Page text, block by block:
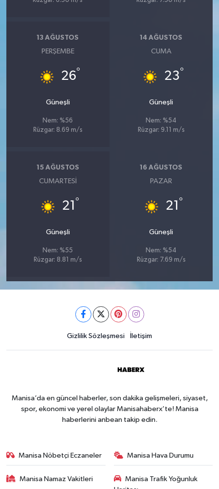
13 AĞUSTOS
PERŞEMBE
26°
Güneşli
Nem: %56
Rüzgar: 8.69 m/s
14 AĞUSTOS
CUMA
23°
Güneşli
Nem: %54
Rüzgar: 9.11 m/s
15 AĞUSTOS
CUMARTESI
21 °
Güneşli
Nem: %55
Rüzgar: 8.81 m/s
16 AĞUSTOS
PAZAR
21 °
Güneşli
Nem: %54
Rüzgar: 7.69 m/s
Gizlilik Sözleşmesi İletişim
Manisa’da en güncel haberler, son dakika gelişmeleri, siyaset,
spor, ekonomi ve yerel olaylar Manisahaberx’te! Manisa
haberlerini anbean takip edin.
Manisa Nöbetçi Eczaneler Manisa Hava Durumu
Manisa Namaz Vakitleri
Manisa Trafik Yoğunluk